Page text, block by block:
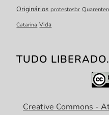
Originários protestosbr
Catarina Vida
TUDO
Creative Commons -